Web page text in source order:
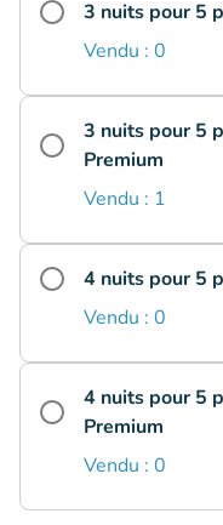
3 nuits pour 5
Vendu : 0
3 nuits pour 5
Premium
Vendu : 1
4 nuits pour 5
Vendu : 0
4 nuits pour 5
Premium
Vendu : 0